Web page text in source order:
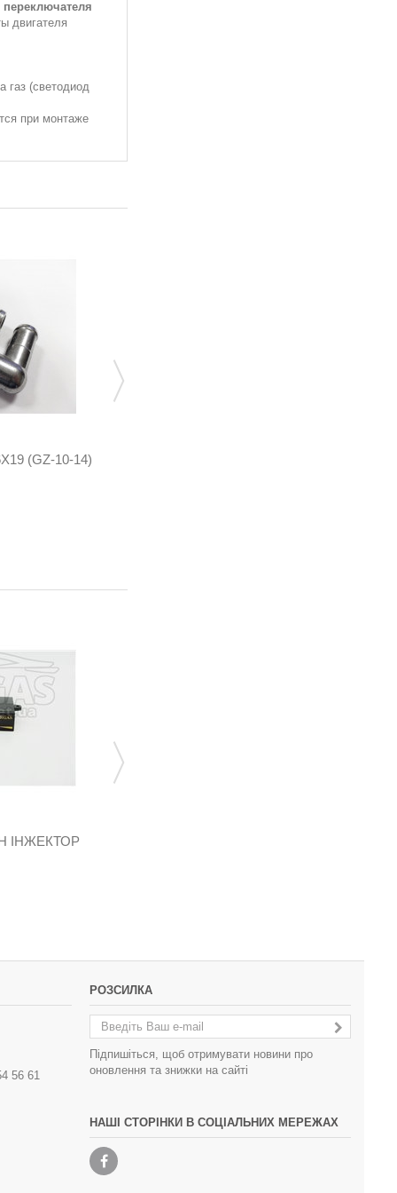
двигателя
газ (светодиод
при монтаже
(GZ-10-14)
ІНЖЕКТОР
56 61
РОЗСИЛКА
Підпишіться, щоб отримувати новини про
оновлення та знижки на сайті
НАШІ СТОРІНКИ В СОЦІАЛЬНИХ МЕРЕЖАХ